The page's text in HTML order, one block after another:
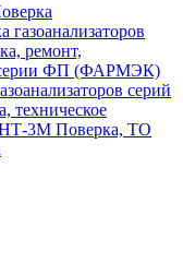
газоанализаторов
ремонт,
серии ФП (ФАРМЭК)
серий
техническое
3М Поверка, ТО